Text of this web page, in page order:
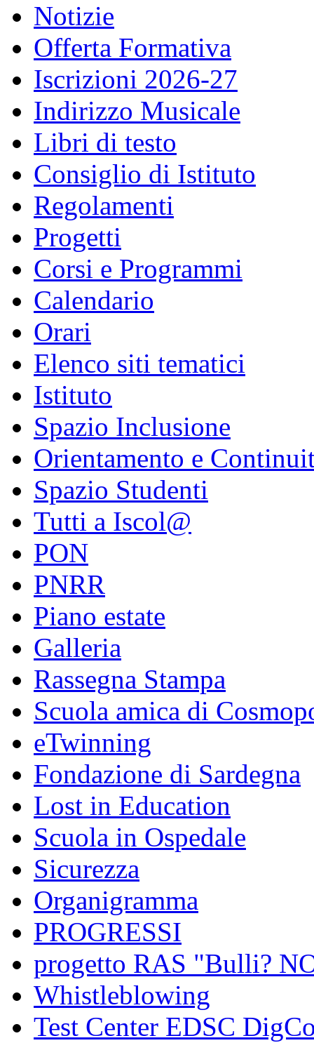
Notizie
Offerta Formativa
Iscrizioni 2026-27
Indirizzo Musicale
Libri di testo
Consiglio di Istituto
Regolamenti
Progetti
Corsi e Programmi
Calendario
Orari
Elenco siti tematici
Istituto
Spazio Inclusione
Orientamento e
Spazio Studenti
Tutti a Iscol@
PON
PNRR
Piano estate
Galleria
Rassegna Stampa
Scuola amica di
eTwinning
Fondazione di Sardegna
Lost in Education
Scuola in Ospedale
Sicurezza
Organigramma
PROGRESSI
progetto RAS "Bulli?
Whistleblowing
Test Center EDSC